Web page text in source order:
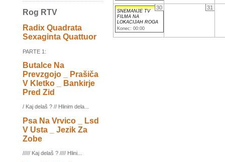
Rog RTV
Radix Quadrata
Sexaginta Quattuor
PARTE 1:
Butalce Na
Prevzgojo _ Prašiča
V Kletko _ Bankirje
Pred Zid
/ Kaj delaš ? // Hlinim dela...
Psa Na Vrvico _ Lsd
V Usta _ Jezik Za
Zobe
///// Kaj delaš ? //// Hlini...
30
SNEMANJE TV
FILMA NA
LOKACIJAH ROGA
Konec: 00:00
31